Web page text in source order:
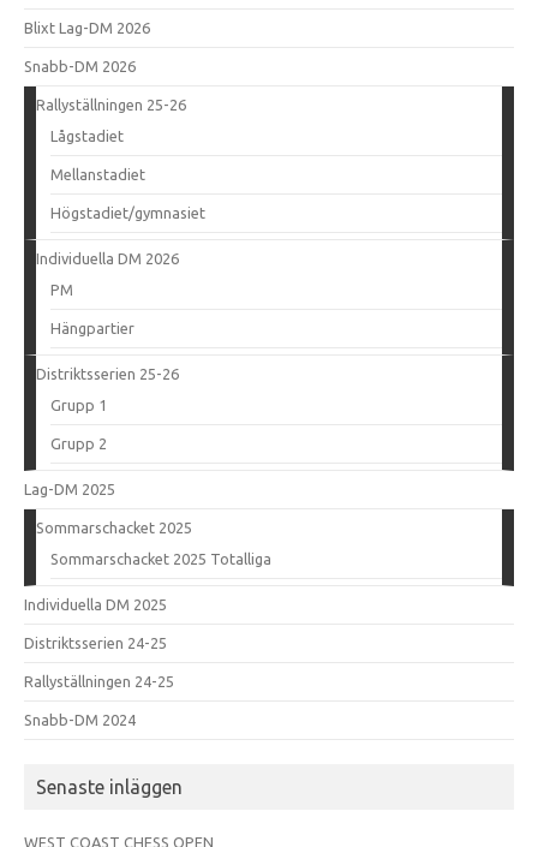
Blixt Lag-DM 2026
Snabb-DM 2026
Rallyställningen 25-26
Lågstadiet
Mellanstadiet
Högstadiet/gymnasiet
Individuella DM 2026
PM
Hängpartier
Distriktsserien 25-26
Grupp 1
Grupp 2
Lag-DM 2025
Sommarschacket 2025
Sommarschacket 2025 Totalliga
Individuella DM 2025
Distriktsserien 24-25
Rallyställningen 24-25
Snabb-DM 2024
Senaste inläggen
WEST COAST CHESS OPEN